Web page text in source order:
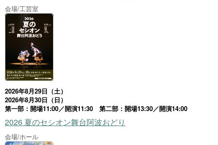
会場/工芸室
2026年8月29日（土）
2026年8月30日（日）
第一部：開場11:00／開演11:30 第二部：開場13:30／開演14:00
2026 夏のセシオン舞台阿波おどり
会場/ホール